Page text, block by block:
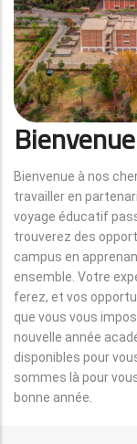
Bienvenue à nos
travailler en
voyage éducatif
trouverez des
campus en
ensemble. Votre
ferez, et vos
que vous vous
nouvelle année
disponibles pour
sommes là pour
bonne année.